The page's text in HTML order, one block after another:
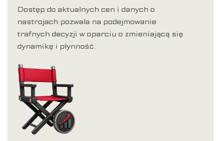
Dostęp do aktualnych cen i danych o
nastrojach pozwala na podejmowanie
trafnych decyzji w oparciu o zmieniającą się
dynamikę i płynność.